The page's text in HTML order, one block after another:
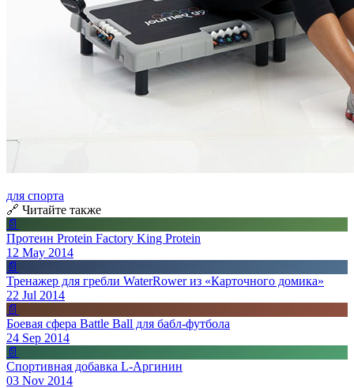
для спорта
🔗 Читайте также
📄
Протеин Protein Factory King Protein
12 May 2014
📄
Тренажер для гребли WaterRower из «Карточного домика»
22 Jul 2014
📄
Боевая сфера Battle Ball для бабл-футбола
24 Sep 2014
📄
Спортивная добавка L-Аргинин
03 Nov 2014